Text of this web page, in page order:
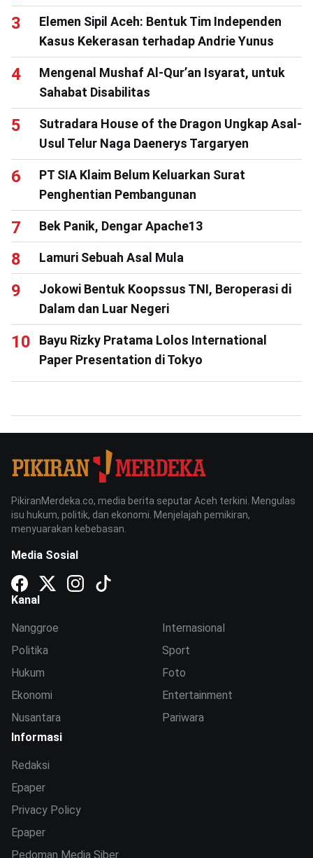
Elemen Sipil Aceh: Bentuk Tim Independen
Kasus Kekerasan terhadap Andrie Yunus
Mengenal Mushaf Al-Qur’an Isyarat, untuk
Sahabat Disabilitas
Sutradara House of the Dragon Ungkap Asal-
Usul Telur Naga Daenerys Targaryen
PT SIA Klaim Belum Keluarkan Surat
Penghentian Pembangunan
Bek Panik, Dengar Apache13
Lamuri Sebuah Asal Mula
Jokowi Bentuk Koopssus TNI, Beroperasi di
Dalam dan Luar Negeri
Bayu Rizky Pratama Lolos International
Paper Presentation di Tokyo
PikiranMerdeka.co, media berita seputar Aceh terkini. Mengulas
isu hukum, politik, dan ekonomi. Menjelajah pemikiran,
menyuarakan kebebasan.
Media Sosial
Kanal
Nanggroe
Politika
Hukum
Ekonomi
Nusantara
Internasional
Sport
Foto
Entertainment
Pariwara
Informasi
Redaksi
Epaper
Privacy Policy
Epaper
Pedoman Media Siber